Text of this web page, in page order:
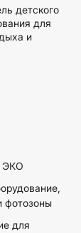
детского
для
и
ЭКО
фотозоны
для